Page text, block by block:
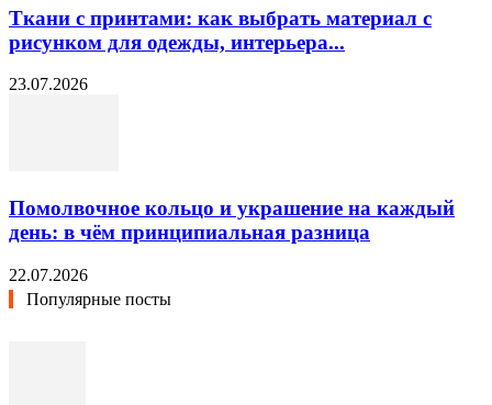
Ткани с принтами: как выбрать материал с
рисунком для одежды, интерьера...
23.07.2026
Помолвочное кольцо и украшение на каждый
день: в чём принципиальная разница
22.07.2026
Популярные посты